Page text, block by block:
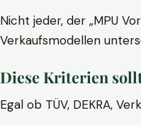
Nicht jeder, der „MPU
Verkaufsmodellen
Diese Kriterien
Egal ob TÜV, DEKRA,